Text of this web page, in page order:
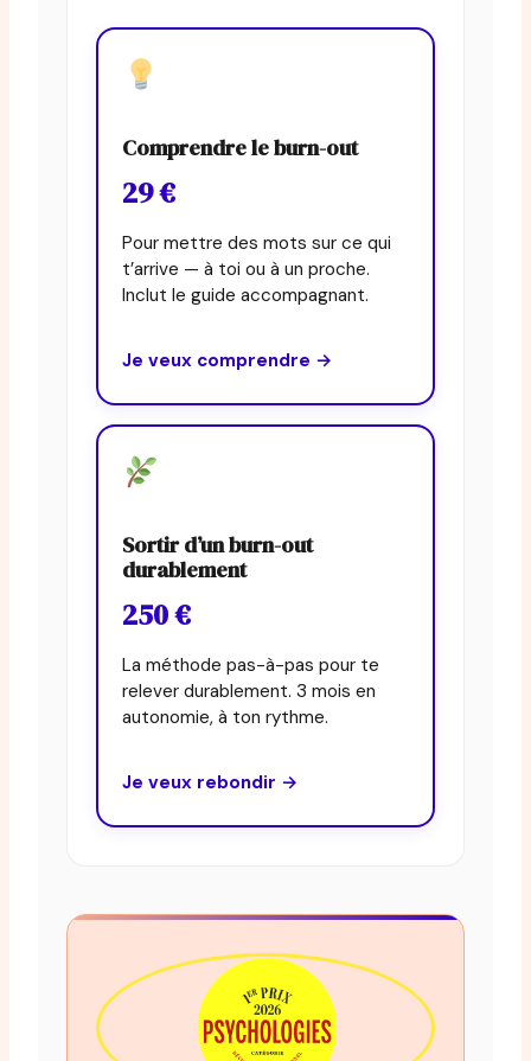
Comprendre le burn-out
29 €
Pour mettre des mots sur ce qui
t’arrive — à toi ou à un proche.
Inclut le guide accompagnant.
Je veux comprendre →
Sortir d’un burn-out
durablement
250 €
La méthode pas-à-pas pour te
relever durablement. 3 mois en
autonomie, à ton rythme.
Je veux rebondir →